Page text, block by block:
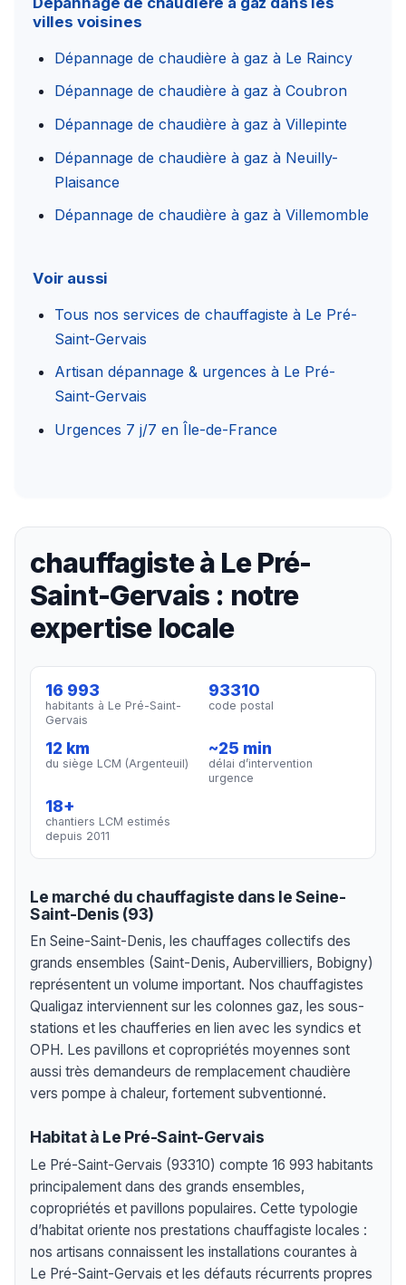
villes voisines
Dépannage de chaudière à gaz à Le Raincy
Dépannage de chaudière à gaz à Coubron
Dépannage de chaudière à gaz à Villepinte
Dépannage de chaudière à gaz à Neuilly-
Plaisance
Dépannage de chaudière à gaz à Villemomble
Voir aussi
Tous nos services de chauffagiste à Le Pré-
Saint-Gervais
Artisan dépannage & urgences à Le Pré-
Saint-Gervais
Urgences 7 j/7 en Île-de-France
chauffagiste à Le Pré-
Saint-Gervais : notre
expertise locale
16 993
habitants à Le Pré-Saint-
Gervais
93310
code postal
12 km
du siège LCM (Argenteuil)
~25 min
délai d’intervention
urgence
18+
chantiers LCM estimés
depuis 2011
Le marché du chauffagiste dans le Seine-
Saint-Denis (93)
En Seine-Saint-Denis, les chauffages collectifs des
grands ensembles (Saint-Denis, Aubervilliers, Bobigny)
représentent un volume important. Nos chauffagistes
Qualigaz interviennent sur les colonnes gaz, les sous-
stations et les chaufferies en lien avec les syndics et
OPH. Les pavillons et copropriétés moyennes sont
aussi très demandeurs de remplacement chaudière
vers pompe à chaleur, fortement subventionné.
Habitat à Le Pré-Saint-Gervais
Le Pré-Saint-Gervais (93310) compte 16 993 habitants
principalement dans des grands ensembles,
copropriétés et pavillons populaires. Cette typologie
d’habitat oriente nos prestations chauffagiste locales :
nos artisans connaissent les installations courantes à
Le Pré-Saint-Gervais et les défauts récurrents propres